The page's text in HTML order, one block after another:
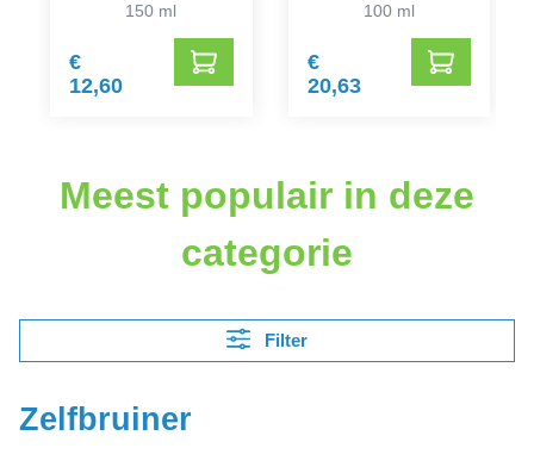
150 ml
€
12,60
Zelfbruinende Melk
100 ml
€
20,63
Meest populair in deze
categorie
Filter
Zelfbruiner